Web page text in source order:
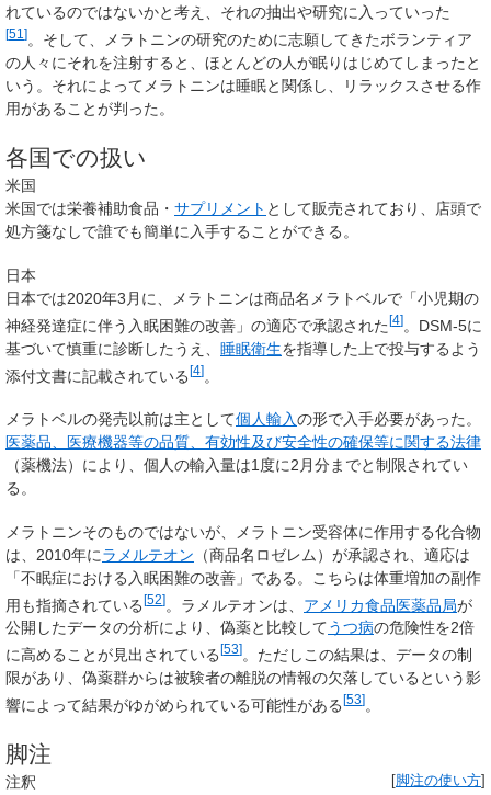
れているのではないかと考え、それの抽出や研究に入っていった
[51 ] 。そして、メラトニンの研究のために志願してきたボランティア
の人々にそれを注射すると、ほとんどの人が眠りはじめてしまったと
いう。それによってメラトニンは睡眠と関係し、リラックスさせる作
用があることが判った。
各国での扱い
米国
米国では栄養補助食品・ サプリメント として販売されており、店頭で
処方箋なしで誰でも簡単に入手することができる。
日本
日本では2020年3月に、メラトニンは商品名 メラトベルで「小児期の
神経発達症に伴う入眠困難の改善」の適応で承認された[4]。DSM-5に
基づいて慎重に診断したうえ、 睡眠衛生を指導した上で投与するよう
添付文書に記載されている[4]。
メラトベルの発売以前は主として個人輸入の形で入手必要があった。
医薬品、医療機器等の品質、有効性及び安全性の確保等に関する法律
（薬機法）により、個人の輸入量は1度に2月分までと制限されてい
る。
メラトニンそのものではないが、メラトニン受容体に作用する化合物
は、2010年にラメルテオン （商品名ロゼレム）が承認され、適応は
「不眠症における入眠困難の改善」である。こちらは体重増加の副作
用も指摘されている[52] 。ラメルテオンは、 アメリカ食品医薬品局が
公開したデータの分析により、偽薬と比較してうつ病の危険性を2倍
に高めることが見出されている [53] 。ただしこの結果は、データの制
限があり、偽薬群からは被験者の離脱の情報の欠落しているという影
響によって結果がゆがめられている可能性がある[53]。
脚注
脚注の使い方
注釈